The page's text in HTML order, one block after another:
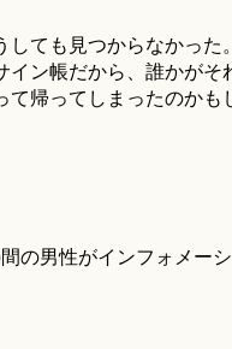
しても見つからなかった
イン帳だから、誰かがそ
て帰ってしまったのかも
の男性がインフォメー